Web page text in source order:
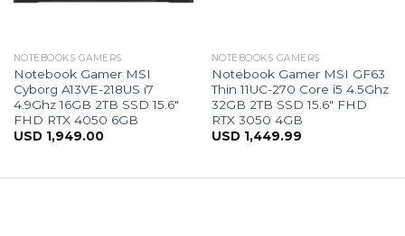
NOTEBOOKS GAMERS
Notebook Gamer MSI
Cyborg A13VE-218US i7
4.9Ghz 16GB 2TB SSD 15.6″
FHD RTX 4050 6GB
USD 1,949.00
NOTEBOOKS GAMERS
Notebook Gamer MSI GF63
Thin 11UC-270 Core i5 4.5Ghz
32GB 2TB SSD 15.6″ FHD
RTX 3050 4GB
USD 1,449.99